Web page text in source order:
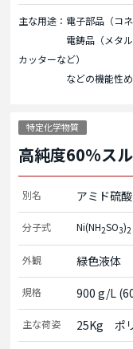
主な用途：電子部品（コ
電鋳品（メタルマス
カッターなど）
などの機能性め
特定化学物質
高純度60%ス
別名 アミド硫
分子式 Ni(NH2SO3)2
外観 緑色液体
規格 900 g/L
主な荷姿 25Kg　ポ